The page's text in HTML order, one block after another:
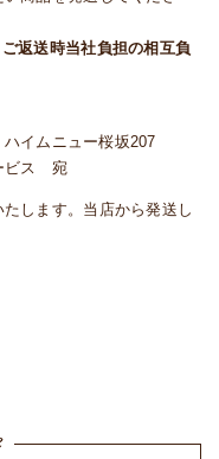
返送時当社負担の相互負
イムニュー桜坂207
ビス 宛
します。当店から発送し